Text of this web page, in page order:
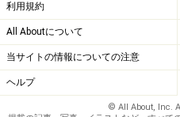
利用規約
All Aboutについて
当サイトの情報についての注意
ヘルプ
© All About, Inc.